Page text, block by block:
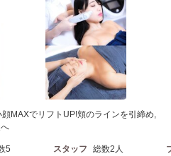
MAXでリフトUP!頬のラインを引締め,
5 スタッフ 総数2人